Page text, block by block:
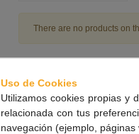
There are no products on
CONTACTO
Uso de Cookies
Utilizamos cookies propias y
relacionada con tus
navegación (ejemplo, páginas